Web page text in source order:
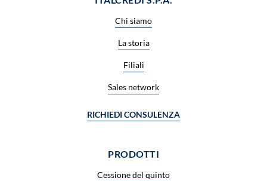
Chi siamo
La storia
Filiali
Sales network
RICHIEDI CONSULENZA
PRODOTTI
Cessione del quinto